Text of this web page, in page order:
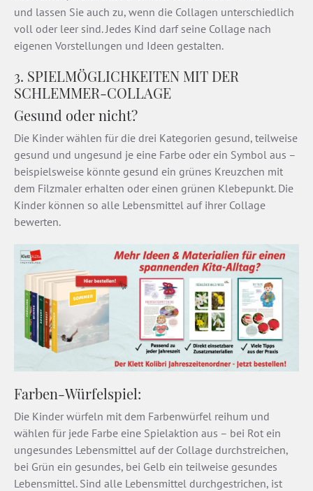
und lassen Sie auch zu, wenn die Collagen unterschiedlich
voll oder leer sind. Jedes Kind darf seine Collage nach
eigenen Vorstellungen und Ideen gestalten.
3. SPIELMÖGLICHKEITEN MIT DER
SCHLEMMER-COLLAGE
Gesund oder nicht?
Die Kinder wählen für die drei Kategorien gesund, teilweise
gesund und ungesund je eine Farbe oder ein Symbol aus –
beispielsweise könnte gesund ein grünes Kreuzchen mit
dem Filzmaler erhalten oder einen grünen Klebepunkt. Die
Kinder können so alle Lebensmittel auf ihrer Collage
bewerten.
Farben-Würfelspiel:
Die Kinder würfeln mit dem Farbenwürfel reihum und
wählen für jede Farbe eine Spielaktion aus – bei Rot ein
ungesundes Lebensmittel auf der Collage durchstreichen,
bei Grün ein gesundes, bei Gelb ein teilweise gesundes
Lebensmittel. Sind alle Lebensmittel durchgestrichen, ist